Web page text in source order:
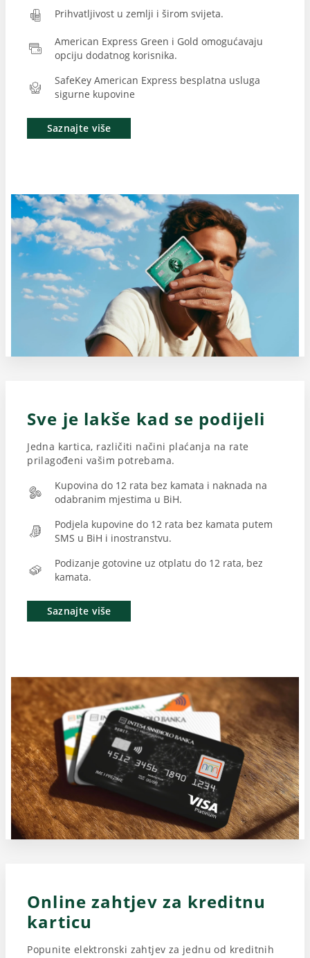
Prihvatljivost u zemlji i širom svijeta.
American Express Green i Gold omogućavaju
opciju dodatnog korisnika.
SafeKey American Express besplatna usluga
sigurne kupovine
Saznajte više
Sve je lakše kad se podijeli
Jedna kartica, različiti načini plaćanja na rate
prilagođeni vašim potrebama.
Kupovina do 12 rata bez kamata i naknada na
odabranim mjestima u BiH.
Podjela kupovine do 12 rata bez kamata putem
SMS u BiH i inostranstvu.
Podizanje gotovine uz otplatu do 12 rata, bez
kamata.
Saznajte više
Online zahtjev za kreditnu
karticu
Popunite elektronski zahtjev za jednu od kreditnih